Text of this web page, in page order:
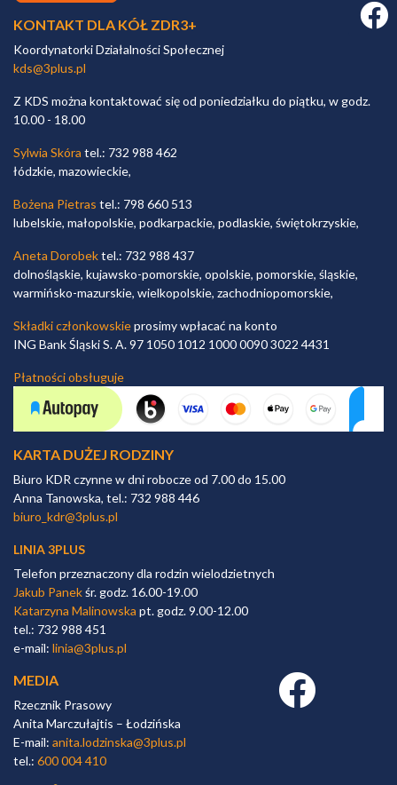
KONTAKT DLA KÓŁ ZDR3+
Koordynatorki Działalności Społecznej
kds@3plus.pl
Z KDS można kontaktować się od poniedziałku do piątku, w godz.
10.00 - 18.00
Sylwia Skóra tel.: 732 988 462
łódzkie, mazowieckie,
Bożena Pietras tel.: 798 660 513
lubelskie, małopolskie, podkarpackie, podlaskie, świętokrzyskie,
Aneta Dorobektel.: 732 988 437
dolnośląskie, kujawsko-pomorskie, opolskie, pomorskie, śląskie,
warmińsko-mazurskie, wielkopolskie, zachodniopomorskie,
Składki członkowskieprosimy wpłacać na konto
ING Bank Śląski S. A. 97 1050 1012 1000 0090 3022 4431
Płatności obsługuje
KARTA DUŻEJ RODZINY
Biuro KDR czynne w dni robocze od 7.00 do 15.00
Anna Tanowska, tel.: 732 988 446
biuro_kdr@3plus.pl
LINIA 3PLUS
Telefon przeznaczony dla rodzin wielodzietnych
Jakub Panekśr. godz. 16.00-19.00
Katarzyna Malinowska pt. godz. 9.00-12.00
tel.: 732 988 451
e-mail: linia@3plus.pl
MEDIA
Rzecznik Prasowy
Anita Marczułajtis – Łodzińska
E-mail: anita.lodzinska@3plus.pl
tel.: 600 004 410
Facebook link